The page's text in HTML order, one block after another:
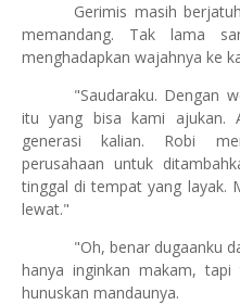
Gerimis masih
memandang. Tak lama
menghadapkan wajahnya ke
"Saudaraku. Dengan
itu yang bisa kami ajukan.
generasi kalian. Robi
perusahaan untuk
tinggal di tempat yang layak.
lewat."
"Oh, benar dugaanku
hanya inginkan makam,
hunuskan mandaunya.